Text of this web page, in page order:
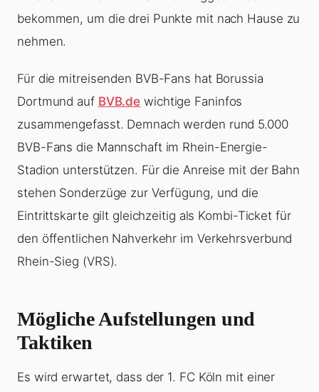
bekommen, um die drei Punkte mit nach Hause zu
nehmen.
Für die mitreisenden BVB-Fans hat Borussia
Dortmund auf BVB.de wichtige Faninfos
zusammengefasst. Demnach werden rund 5.000
BVB-Fans die Mannschaft im Rhein-Energie-
Stadion unterstützen. Für die Anreise mit der Bahn
stehen Sonderzüge zur Verfügung, und die
Eintrittskarte gilt gleichzeitig als Kombi-Ticket für
den öffentlichen Nahverkehr im Verkehrsverbund
Rhein-Sieg (VRS).
Mögliche Aufstellungen und
Taktiken
Es wird erwartet, dass der 1. FC Köln mit einer